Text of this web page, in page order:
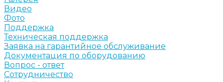
Видео
Фото
Поддержка
Техническая поддержка
Заявка на гарантийное обслуживание
Документация по оборудованию
Вопрос - ответ
Сотрудничество